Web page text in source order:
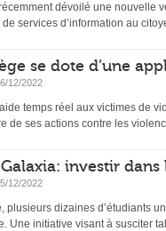
dévoilé une nouvelle
services d’information au
se dote d’une
12/2022
temps réel aux victimes de
de ses actions contre les
investir
12/2022
plusieurs dizaines d’étudiants
Une initiative visant à susciter